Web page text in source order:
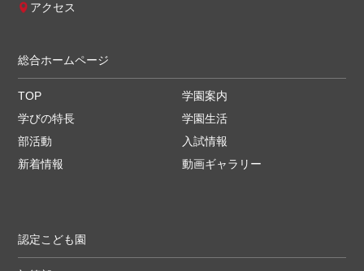
アクセス
総合ホームページ
TOP
学園案内
学びの特長
学園生活
部活動
入試情報
新着情報
動画ギャラリー
認定こども園